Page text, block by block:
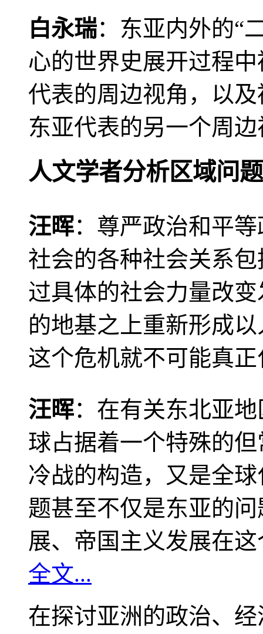
白永瑞：东亚内外的“
心的世界史展开过程
代表的周边视角，以
东亚代表的另一个周
人文学者分析区域问题
汪晖：尊严政治和平
社会的各种社会关系
过具体的社会力量改
的地基之上重新形成
这个危机就不可能真
汪晖：在有关东北亚
球占据着一个特殊的
冷战的构造，又是全
题甚至不仅是东亚的
展、帝国主义发展在
全文...
在探讨亚洲的政治、